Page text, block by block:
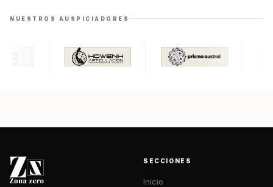
NUESTROS AUSPICIADORES
SECCIONES
Inicio